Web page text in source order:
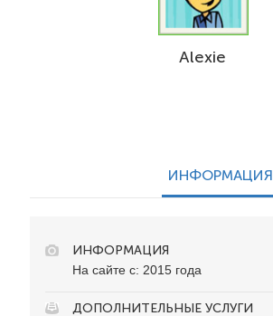
Alexie
ИНФОРМАЦИЯ
ИНФОРМАЦИЯ
На сайте с: 2015 года
ДОПОЛНИТЕЛЬНЫЕ УСЛУГИ